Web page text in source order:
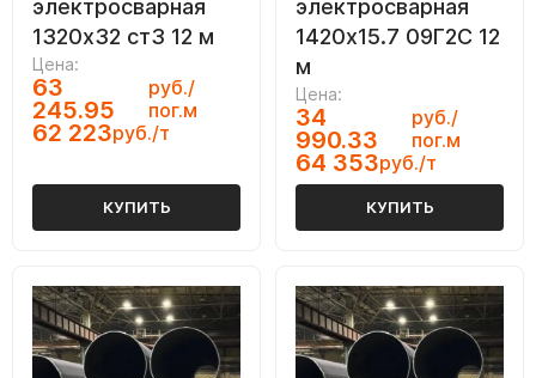
электросварная
1320х32 ст3 12 м
Цена:
63
245.95
руб./
пог.м
62 223руб./т
КУПИТЬ
электросварная
1420х15.7 09Г2С 12
м
Цена:
34
990.33
руб./
пог.м
64 353руб./т
КУПИТЬ